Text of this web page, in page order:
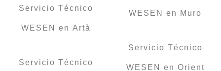
Servicio Técnico
WESEN en Artà
Servicio Técnico
WESEN en Muro
Servicio Técnico
WESEN en Orient